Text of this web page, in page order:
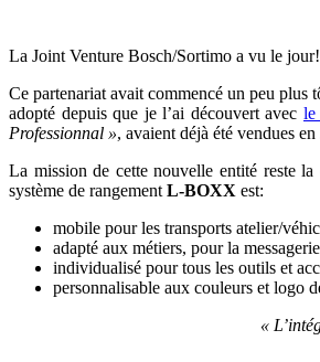
La Joint Venture Bosch/Sortimo a vu le jour!
Ce partenariat avait commencé un peu plus
adopté depuis que je l’ai découvert avec le
Professionnal », avaient déjà été vendues
La mission de cette nouvelle entité reste
système de rangement L-BOXX est:
mobile pour les transports atelier/
adapté aux métiers, pour la
individualisé pour tous les outils et
personnalisable aux couleurs et logo
«